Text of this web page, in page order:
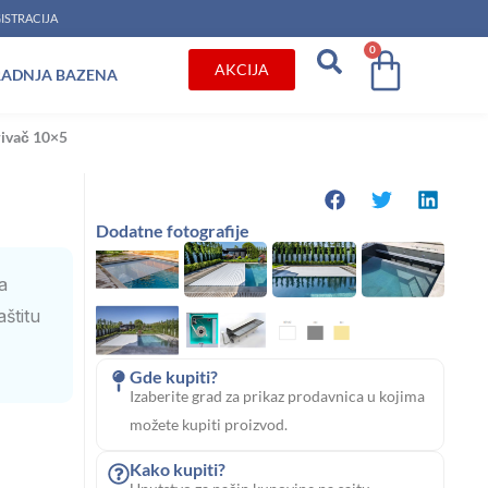
BAZENA AKCIJA
0
Cart
10×5
Dodatne fotografije
Gde kupiti?
Izaberite grad za prikaz prodavnica u kojima
možete kupiti proizvod.
Kako kupiti?